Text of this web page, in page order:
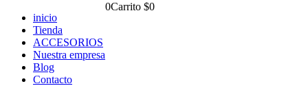
inicio
Tienda
ACCESORIOS
Nuestra empresa
Blog
Contacto
0Carrito $0